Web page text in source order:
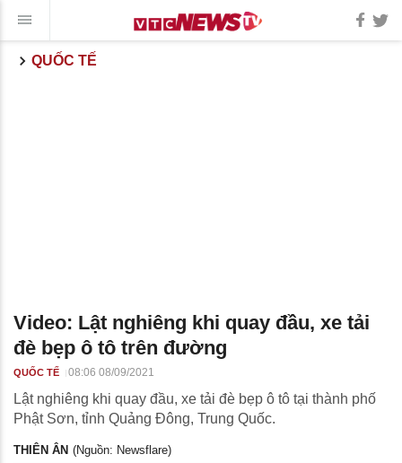
QUỐC TẾ
Video: Lật nghiêng khi quay đầu, xe tải
đè bẹp ô tô trên đường
QUỐC TẾ 08:06 08/09/2021
Lật nghiêng khi quay đầu, xe tải đè bẹp ô tô tại thành phố
Phật Sơn, tỉnh Quảng Đông, Trung Quốc.
THIÊN ÂN (Nguồn: Newsflare)